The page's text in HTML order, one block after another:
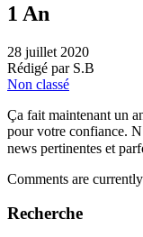
1 An
28 juillet 2020
Rédigé par S.B
Non classé
Ça fait maintenant un
pour votre confiance.
news pertinentes et
Comments are
Recherche